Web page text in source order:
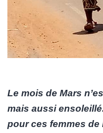
Le mois de Mars
mais aussi
pour ces femmes de